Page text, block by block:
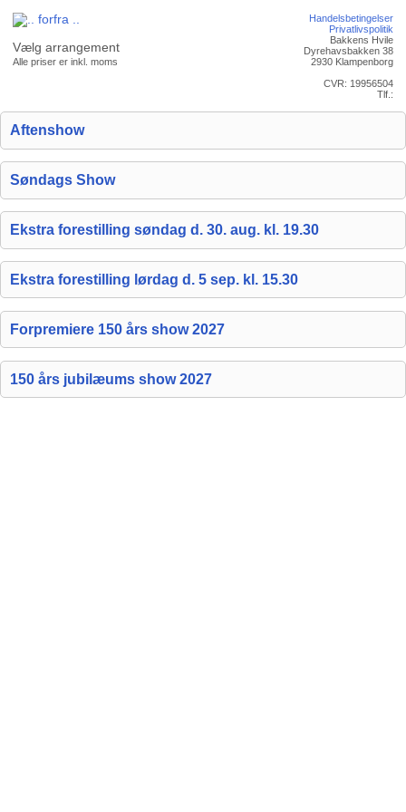
Vælg arrangement
Alle priser er inkl. moms
Handelsbetingelser
Privatlivspolitik
Bakkens Hvile
Dyrehavsbakken 38
2930 Klampenborg
CVR: 19956504
Tlf.:
Aftenshow
Søndags Show
Ekstra forestilling søndag d. 30. aug. kl. 19.30
Ekstra forestilling lørdag d. 5 sep. kl. 15.30
Forpremiere 150 års show 2027
150 års jubilæums show 2027